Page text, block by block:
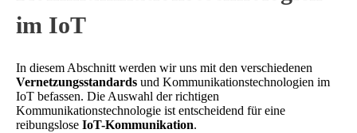
im IoT
In diesem Abschnitt werden wir uns mit den verschiedenen
Vernetzungsstandards und Kommunikationstechnologien im
IoT befassen. Die Auswahl der richtigen
Kommunikationstechnologie ist entscheidend für eine
reibungslose IoT-Kommunikation.